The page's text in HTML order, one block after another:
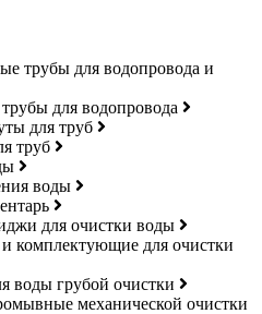
трубы для водопровода и
для водопровода
для труб
труб
воды
для очистки воды
комплектующие для очистки
воды грубой очистки
механической очистки